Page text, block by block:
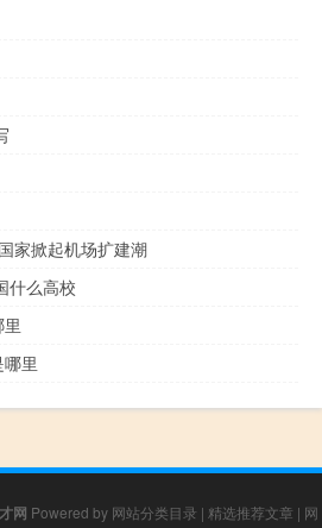
家掀起机场扩建潮
什么高校
里
网 Powered by 网站分类目录 | 精选推荐文章 | 网